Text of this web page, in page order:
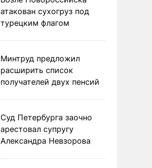
атакован сухогруз под
турецким флагом
Минтруд предложил
расширить список
получателей двух пенсий
Суд Петербурга заочно
арестовал супругу
Александра Невзорова